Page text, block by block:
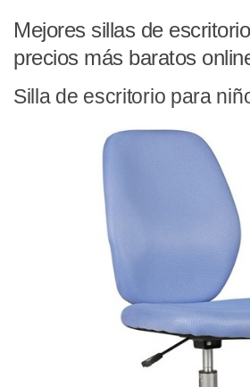
Mejores sillas de
precios más baratos
Silla de escritorio para